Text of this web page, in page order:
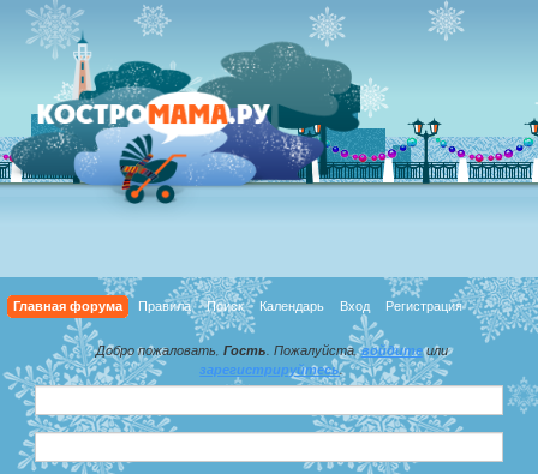
Главная форума Правила Поиск Календарь Вход Регистрация
Добро пожаловать, Гость . Пожалуйста,войдитеили
зарегистрируйтесь.